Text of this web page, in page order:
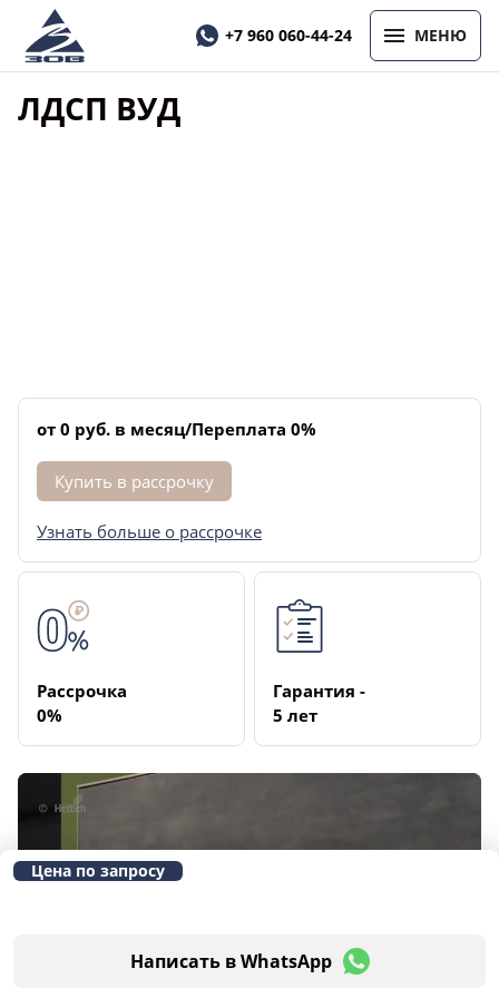
МЕНЮ
+7 960 060-44-24
ЛДСП ВУД
Цена по запросу
Написать в WhatsApp
от 0 руб. в месяц/Переплата 0%
Купить в рассрочку
Узнать больше о рассрочке
Рассрочка
­0%
Гарантия ­
5 лет